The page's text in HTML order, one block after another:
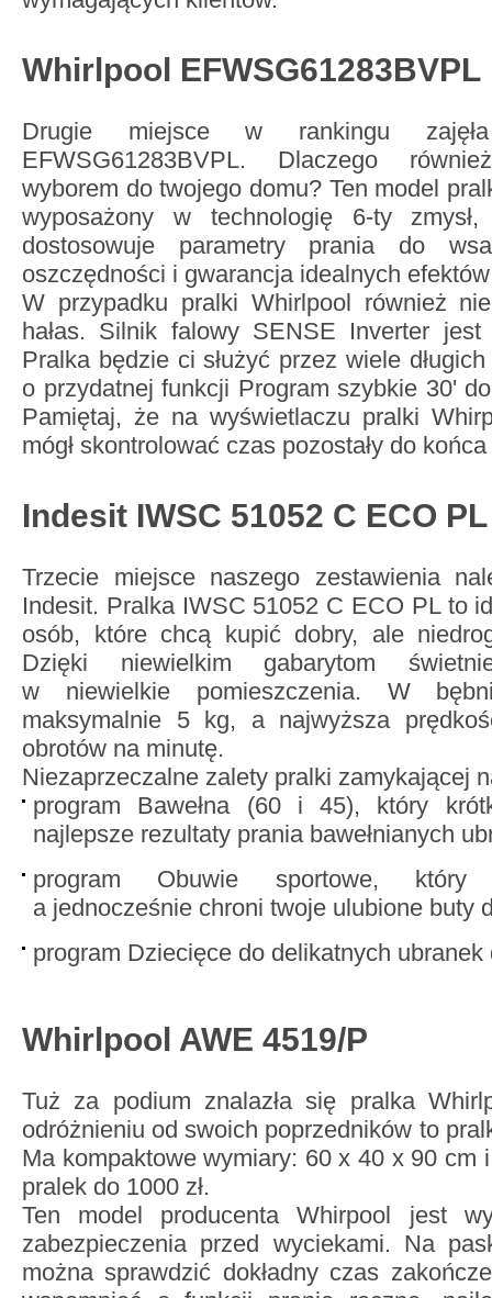
Whirlpool EFWSG61283BVPL
Drugie miejsce w rankingu
EFWSG61283BVPL. Dlaczego
wyborem do twojego domu? Ten model
wyposażony w technologię 6-ty zmysł,
dostosowuje parametry prania do
oszczędności i gwarancja idealnych
W przypadku pralki Whirlpool również
hałas. Silnik falowy SENSE Inverter jest
Pralka będzie ci służyć przez wiele
o przydatnej funkcji Program szybkie 30'
Pamiętaj, że na wyświetlaczu pralki
mógł skontrolować czas pozostały do
Indesit IWSC 51052 C ECO PL
Trzecie miejsce naszego zestawienia
Indesit. Pralka IWSC 51052 C ECO PL to
osób, które chcą kupić dobry, ale
Dzięki niewielkim gabarytom
w niewielkie pomieszczenia. W
maksymalnie 5 kg, a najwyższa
obrotów na minutę.
Niezaprzeczalne zalety pralki zamykającej
program Bawełna (60 i 45), który
najlepsze rezultaty prania bawełnianych
program Obuwie sportowe, który
a jednocześnie chroni twoje ulubione buty
program Dziecięce do delikatnych ubranek
Whirlpool AWE 4519/P
Tuż za podium znalazła się pralka
odróżnieniu od swoich poprzedników to
Ma kompaktowe wymiary: 60 x 40 x 90 cm
pralek do 1000 zł.
Ten model producenta Whirpool jest
zabezpieczenia przed wyciekami. Na
można sprawdzić dokładny czas